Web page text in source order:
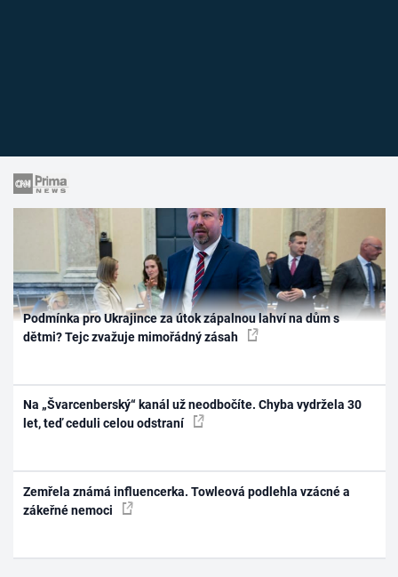
Podmínka pro Ukrajince za útok zápalnou lahví na dům s
dětmi? Tejc zvažuje mimořádný zásah
Na „Švarcenberský“ kanál už neodbočíte. Chyba vydržela 30
let, teď ceduli celou odstraní
Zemřela známá influencerka. Towleová podlehla vzácné a
zákeřné nemoci